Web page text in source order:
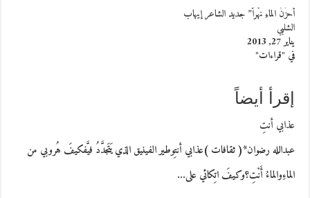
أحزَنُ الماءِ نهْراً” جديد الشاعر إيهاب
الشلبي
يناير 27, 2013
في "قراءات"
إقرأ أيضاً
عذابي أنتِ
عبدالله رضوان*( ثقافات )عذابي أنتِوطير الفينيق الذي يَتَجدَّدُ فيَّفكيفَ هُروبي من
الماءِوالماءُ أَنْتِ؟وكيفَ اتِكائي على…